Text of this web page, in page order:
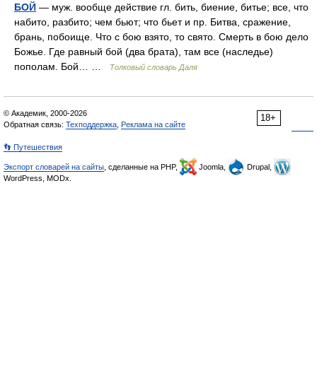
БОЙ — муж. вообще действие гл. бить, биение, битье; все, что
набито, разбито; чем бьют; что бьет и пр. Битва, сражение,
брань, побоище. Что с бою взято, то свято. Смерть в бою дело
Божье. Где равный бой (два брата), там все (наследье)
пополам. Бой… …
Толковый словарь Даля
18+
© Академик, 2000-2026
Обратная связь: Техподдержка Реклама на сайте
👣 Путешествия
Экспорт словарей на сайты , сделанные на PHP, Joomla,
Drupal,
WordPress, MODx.